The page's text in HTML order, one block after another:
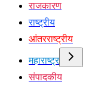
राजकारण
राष्ट्रीय
आंतरराष्ट्रीय
महाराष्ट्र
संपादकीय